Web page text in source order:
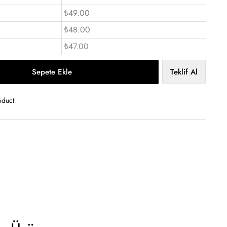
₺49.00
₺48.00
₺47.00
Sepete Ekle Teklif Al